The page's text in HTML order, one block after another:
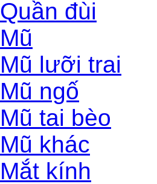
Quần đùi
Mũ
Mũ lưỡi trai
Mũ ngố
Mũ tai bèo
Mũ khác
Mắt kính